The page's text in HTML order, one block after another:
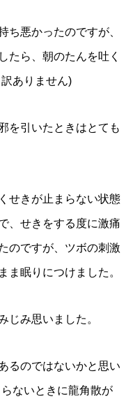
ち悪かったのですが、
たら、朝のたんを吐く
ありません)
を引いたときはとても
せきが止まらない状態
、せきをする度に激痛
のですが、ツボの刺激
ま眠りにつけました。
じみ思いました。
るのではないかと思い
ないときに龍角散が